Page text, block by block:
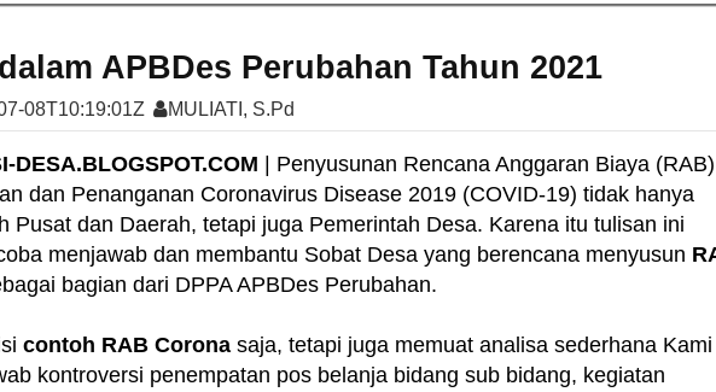
APBDes Perubahan Tahun 2021
08T10:19:01Z MULIATI, S.Pd
DESA.BLOGSPOT.COM | Penyusunan Rencana Anggaran Biaya (RAB)
dan Penanganan Coronavirus Disease 2019 (COVID-19) tidak hanya
Pusat dan Daerah, tetapi juga Pemerintah Desa. Karena itu tulisan ini
menjawab dan membantu Sobat Desa yang berencana menyusun
bagian dari DPPA APBDes Perubahan.
contoh RAB Corona saja, tetapi juga memuat analisa sederhana Kami
kontroversi penempatan pos belanja bidang sub bidang, kegiatan